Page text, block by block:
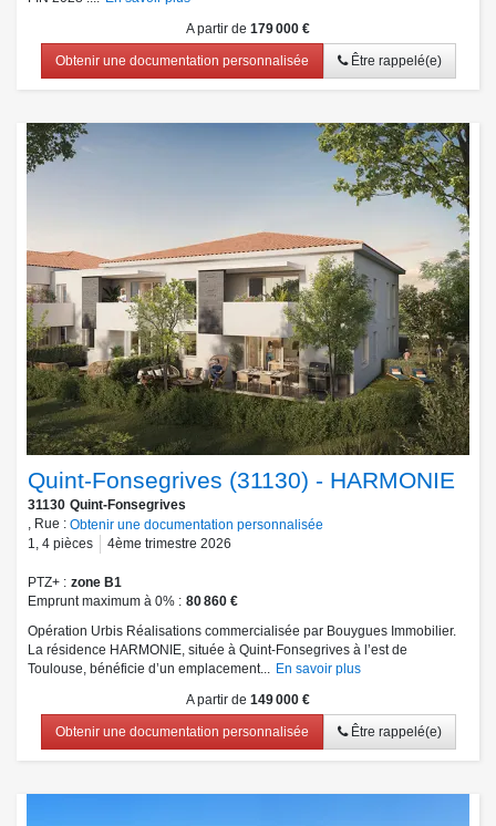
A partir de 179 000 €
Obtenir une documentation personnalisée Être rappelé(e)
Quint-Fonsegrives (31130) - HARMONIE
31130 Quint-Fonsegrives
, Rue : Obtenir une documentation personnalisée
1
4 pièces 4ème trimestre 2026
PTZ+
zone B1
Emprunt maximum à 0%
80 860 €
Opération Urbis Réalisations commercialisée par Bouygues Immobilier.
La résidence HARMONIE, située à Quint-Fonsegrives à l’est de
Toulouse, bénéficie d’un emplacement...
En savoir plus
A partir de 149 000 €
Obtenir une documentation personnalisée Être rappelé(e)